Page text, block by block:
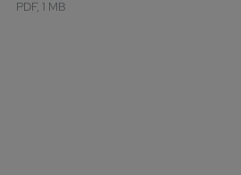
PDF, 1 MB